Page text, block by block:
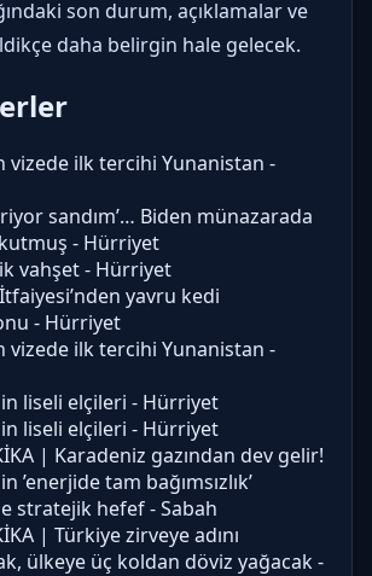
son durum, açıklamalar ve
daha belirgin hale gelecek.
vizede ilk tercihi Yunanistan -
sandım’… Biden münazarada
- Hürriyet
vahşet - Hürriyet
yavru kedi
- Hürriyet
vizede ilk tercihi Yunanistan -
liseli elçileri - Hürriyet
liseli elçileri - Hürriyet
| Karadeniz gazından dev gelir!
’enerjide tam bağımsızlık’
stratejik hefef - Sabah
| Türkiye zirveye adını
ülkeye üç koldan döviz yağacak -